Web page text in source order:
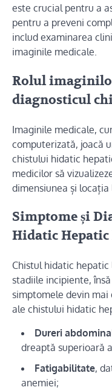
este crucial pentru a
pentru a preveni
includ examinarea
imaginile medicale.
Rolul
diagnosticul
Imaginile medicale,
computerizată, joacă
chistului hidatic
medicilor să
dimensiunea și locația
Simptome și
Hidatic
Chistul hidatic
stadiile incipiente,
simptomele devin mai
ale chistului hidatic
Dureri
dreaptă superioară
Fatigabilitate,
anemiei;